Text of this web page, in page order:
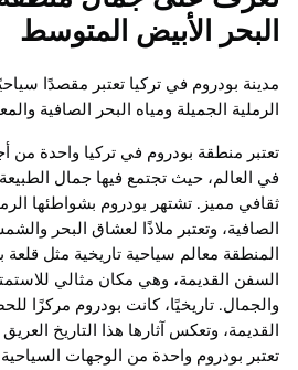
البحر الأبيض المتوسط
مدينة بودروم في تركيا تعتبر مقصدًا
الرملية الجميلة ومياه البحر الصافية
تعتبر منطقة بودروم في تركيا واحدة من
في العالم، حيث تجتمع فيها جمال
ثقافي مميز. تشتهر بودروم بشواطئها
الصافية، وتعتبر ملاذًا لعشاق البحر
المنطقة معالم سياحية تاريخية مثل
السفن القديمة، وهي مكان مثالي
والجمال. تاريخيًا، كانت بودروم مركزًا
القديمة، وتعكس آثارها هذا التاريخ العريق
تعتبر بودروم واحدة من الوجهات